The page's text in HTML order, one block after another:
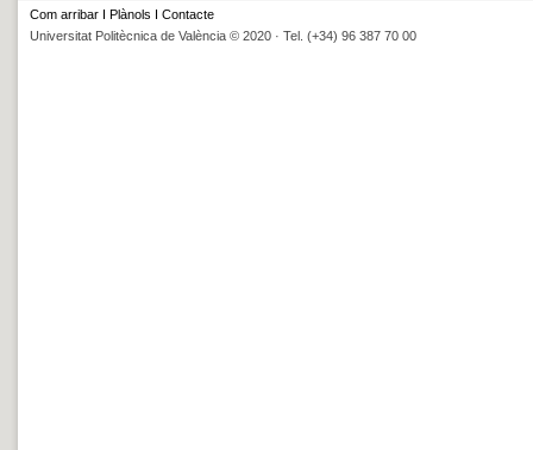
Com arribar I Plànols I Contacte
Universitat Politècnica de València © 2020 · Tel. (+34) 96 387 70 00